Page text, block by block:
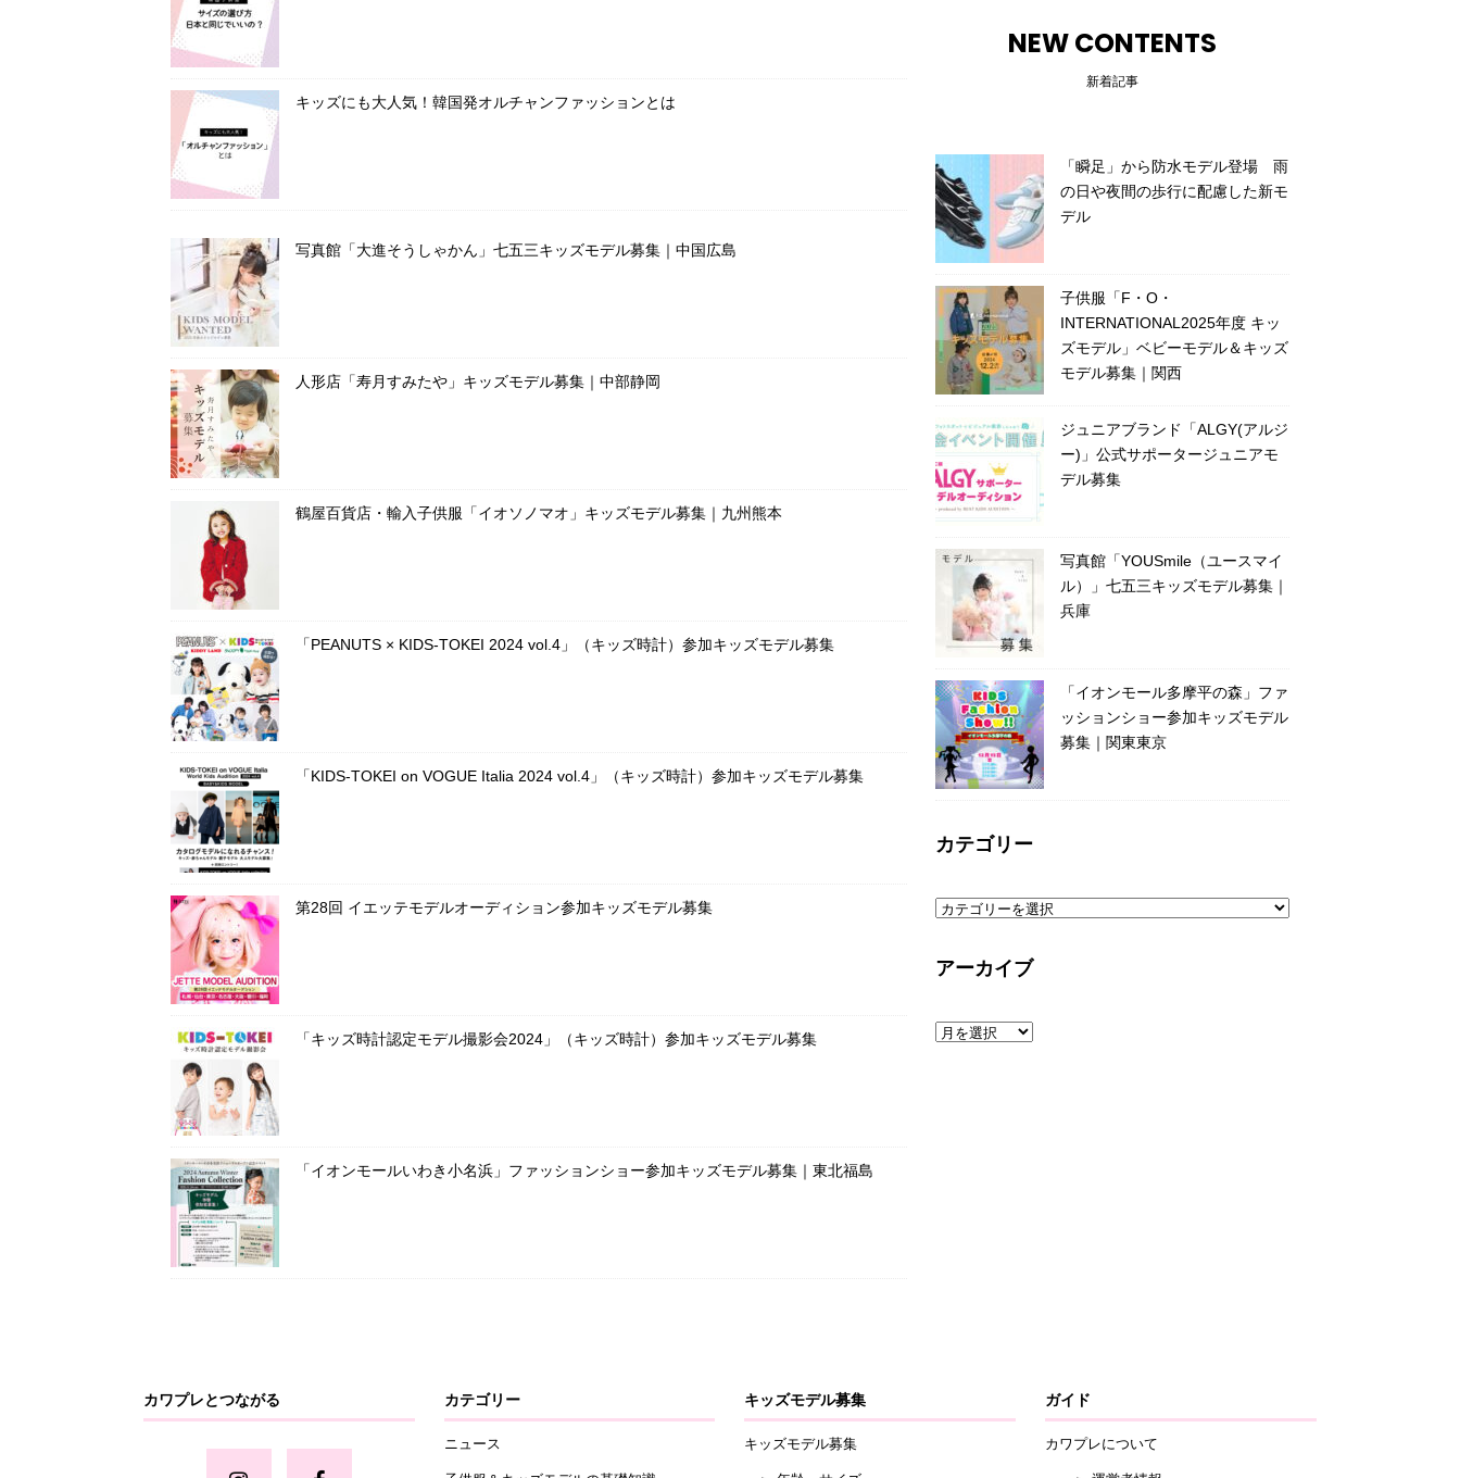
キッズにも大人気！韓国発オルチャンファッションとは
写真館「大進そうしゃかん」七五三キッズモデル募集｜中国広島
人形店「寿月すみたや」キッズモデル募集｜中部静岡
鶴屋百貨店・輸入子供服「イオソノマオ」キッズモデル募集｜九州熊本
「PEANUTS × KIDS-TOKEI 2024 vol.4」（キッズ時計）参加キッズモデル募集
「KIDS-TOKEI on VOGUE Italia 2024 vol.4」（キッズ時計）参加キッズモデル募集
第28回 イエッテモデルオーディション参加キッズモデル募集
「キッズ時計認定モデル撮影会2024」（キッズ時計）参加キッズモデル募集
「イオンモールいわき小名浜」ファッションショー参加キッズモデル募集｜東北福島
NEW CONTENTS
新着記事
「瞬足」から防水モデル登場 雨
の日や夜間の歩行に配慮した新モ
デル
子供服「F・O・
INTERNATIONAL2025年度 キッ
ズモデル」ベビーモデル＆キッズ
モデル募集｜関西
ジュニアブランド「ALGY(アルジ
ー)」公式サポータージュニアモ
デル募集
写真館「YOUSmile（ユースマイ
ル）」七五三キッズモデル募集｜
兵庫
「イオンモール多摩平の森」ファ
ッションショー参加キッズモデル
募集｜関東東京
カテゴリー
アーカイブ
カワプレとつながる カテゴリー
ニュース
キッズモデル募集
キッズモデル募集
ガイド
カワプレについて